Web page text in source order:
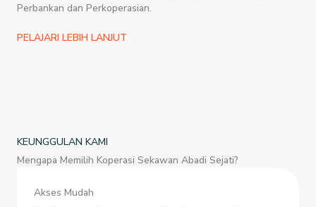
Perbankan dan Perkoperasian.
PELAJARI LEBIH LANJUT
KEUNGGULAN KAMI
Mengapa Memilih Koperasi Sekawan Abadi Sejati?
Akses Mudah